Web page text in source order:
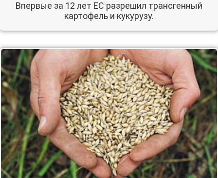
Впервые за 12 лет ЕС разрешил трансгенный
картофель и кукурузу.